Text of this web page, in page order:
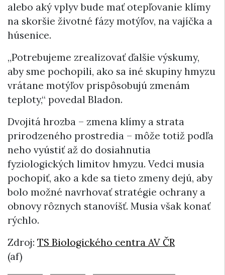
alebo aký vplyv bude mať otepľovanie klímy
na skoršie životné fázy motýľov, na vajíčka a
húsenice.
„Potrebujeme zrealizovať ďalšie výskumy,
aby sme pochopili, ako sa iné skupiny hmyzu
vrátane motýľov prispôsobujú zmenám
teploty,“ povedal Bladon.
Dvojitá hrozba – zmena klímy a strata
prirodzeného prostredia – môže totiž podľa
neho vyústiť až do dosiahnutia
fyziologických limitov hmyzu. Vedci musia
pochopiť, ako a kde sa tieto zmeny dejú, aby
bolo možné navrhovať stratégie ochrany a
obnovy rôznych stanovíšť. Musia však konať
rýchlo.
Zdroj: TS Biologického centra AV ČR
(af)